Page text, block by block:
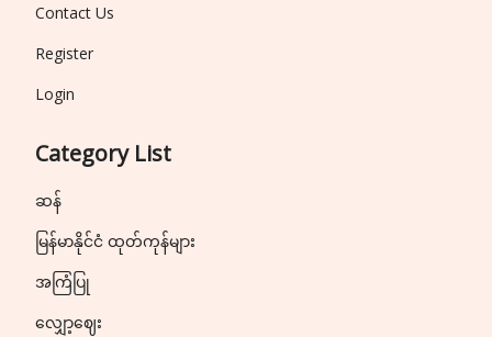
Contact Us
Register
Login
Category List
ဆန်
မြန်မာနိုင်ငံ ထုတ်ကုန်များ
အကြံပြု
လျှော့ဈေး